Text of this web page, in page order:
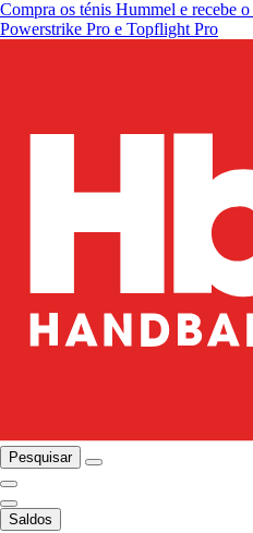
Compra os ténis Hummel e recebe o
Powerstrike Pro e Topflight Pro
Pesquisar
Saldos